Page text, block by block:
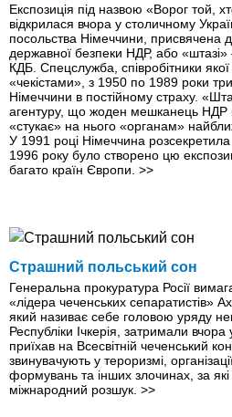
Експозиція під назвою «Ворог той,
відкрилася вчора у столичному
посольства Німеччини, присвячена
державної безпеки НДР, або
КДБ. Спецслужба, співробітники
«чекістами», з 1950 по 1989 роки
Німеччини в постійному страху.
агентуру, що жоден мешканець НДР
«стукає» на нього «органам»
У 1991 році Німеччина
1996 року було створено цю
багато країн Європи. >>
Страшний польський сон
Генеральна прокуратура Росії
«лідера чеченських сепаратистів»
який називає себе головою уряду
Республіки Ічкерія, затримали
приїхав на Всесвітній чеченський
звинувачують у тероризмі,
формувань та інших злочинах, за
міжнародний розшук. >>